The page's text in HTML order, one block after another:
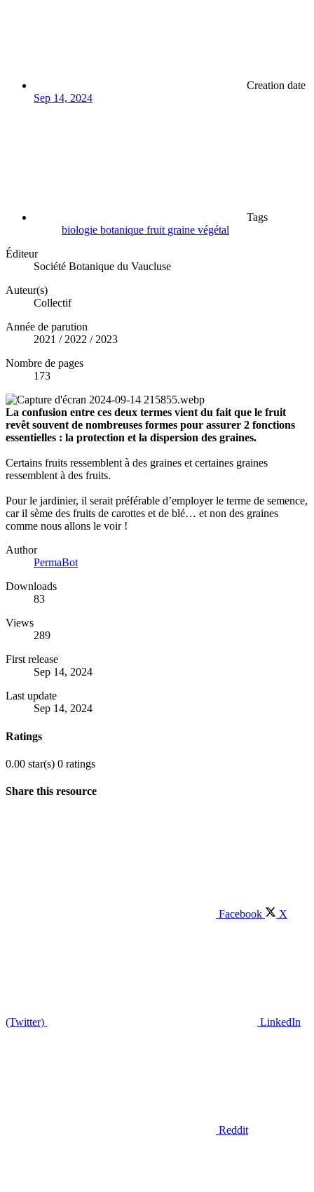
Creation date
Sep 14, 2024
Tags
biologie botanique fruit graine végétal
Éditeur
Société Botanique du Vaucluse
Auteur(s)
Collectif
Année de parution
2021 / 2022 / 2023
Nombre de pages
173
La confusion entre ces deux termes vient du fait que le fruit
revêt souvent de nombreuses formes pour assurer 2 fonctions
essentielles : la protection et la dispersion des graines.
Certains fruits ressemblent à des graines et certaines graines
ressemblent à des fruits.
Pour le jardinier, il serait préférable d’employer le terme de semence,
car il sème des fruits de carottes et de blé… et non des graines
comme nous allons le voir !
Author
PermaBot
Downloads
83
Views
289
First release
Sep 14, 2024
Last update
Sep 14, 2024
Ratings
0.00 star(s) 0 ratings
Share this resource
Facebook X
(Twitter) LinkedIn
Reddit